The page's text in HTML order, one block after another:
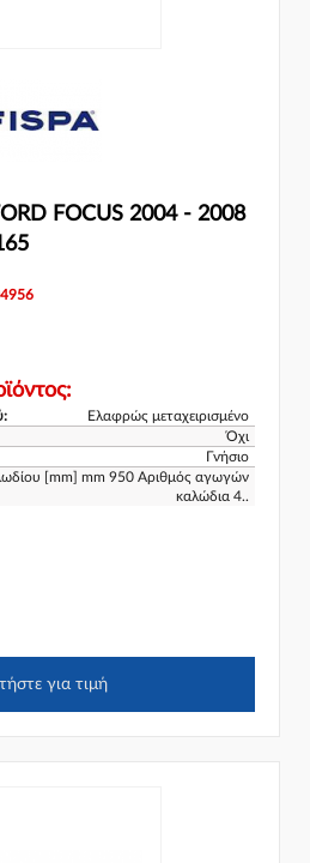
FOCUS 2004 - 2008
Ελαφρώς μεταχειρισμένο
Όχι
Γνήσιο
[mm] mm 950 Αριθμός αγωγών
καλώδια 4..
για τιμή